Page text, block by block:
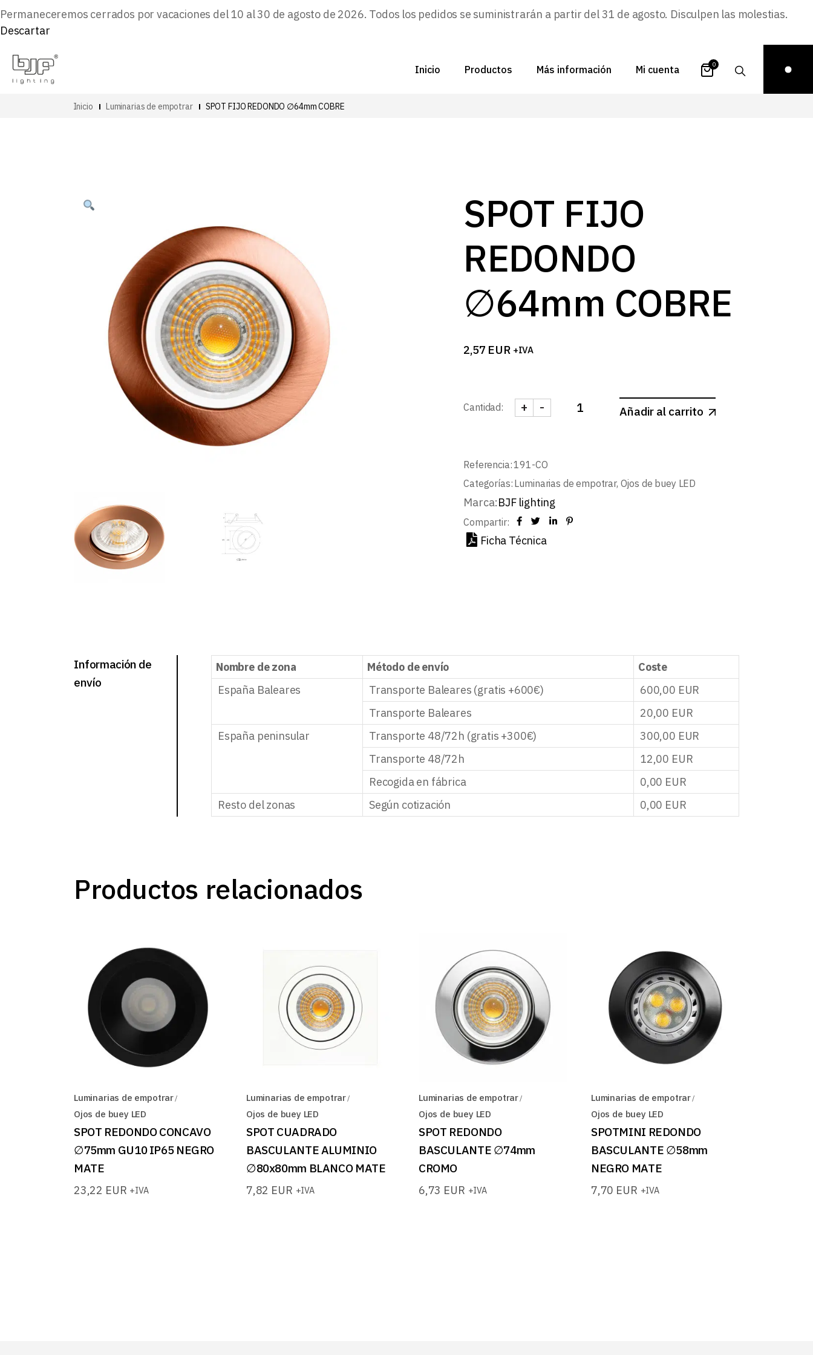
Permaneceremos cerrados por vacaciones del 10 al 30 de agosto de 2026. Todos los pedidos se suministrarán a partir del 31 de agosto. Disculpen las molestias.
Descartar
Inicio Productos Más información
FAQs
Proyectos
Zona de inspiración
Blog
Mi cuenta
contraseña
0
Inicio Luminarias de empotrar SPOT FIJO REDONDO ∅64mm COBRE
SPOT FIJO
REDONDO
∅64mm COBRE
2,57 EUR +IVA
Cantidad: SPOT FIJO REDONDO ∅64mm COBRE cantidad
-
+ Añadir al carrito
Referencia:191-CO
Categorías: Luminarias de empotrar, Ojos de buey LED
Marca:BJF lighting
Compartir:
Ficha Técnica
Información de
envío
Nombre de zona Método de envío
Coste
España Baleares
Transporte Baleares (gratis +600€) 600,00 EUR
Transporte Baleares
20,00 EUR
España peninsular
Transporte 48/72h (gratis +300€) 300,00 EUR
Transporte 48/72h
12,00 EUR
Recogida en fábrica
0,00 EUR
Resto del zonas
Según cotización 0,00 EUR
Productos relacionados
Luminarias de empotrar
Ojos de buey LED
SPOT REDONDO CONCAVO
∅75mm GU10 IP65 NEGRO
MATE
23,22 EUR +IVA
Luminarias de empotrar
Ojos de buey LED
SPOT CUADRADO
BASCULANTE ALUMINIO
∅80x80mm BLANCO MATE
7,82 EUR +IVA
Luminarias de empotrar
Ojos de buey LED
SPOT REDONDO
BASCULANTE ∅74mm
CROMO
6,73 EUR +IVA
Luminarias de empotrar
Ojos de buey LED
SPOTMINI REDONDO
BASCULANTE ∅58mm
NEGRO MATE
7,70 EUR +IVA